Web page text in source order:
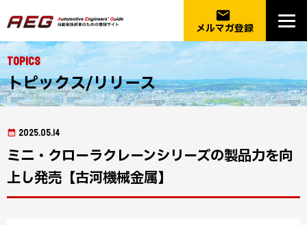
email
メルマガ登録
Topics
トピックス/リリース
2025.05.14
ミニ・クローラクレーンシリーズの製品力を向
上し発売【古河機械金属】